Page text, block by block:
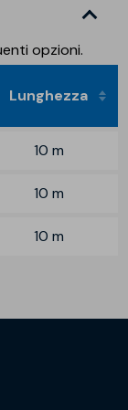
opzioni.
Lunghezza
10 m
10 m
10 m